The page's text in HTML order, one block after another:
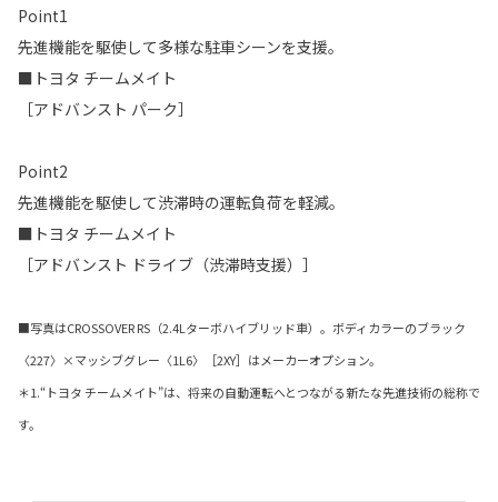
Point1
先進機能を駆使して多様な駐車シーンを支援。
■トヨタ チームメイト
［アドバンスト パーク］
Point2
先進機能を駆使して渋滞時の運転負荷を軽減。
■トヨタ チームメイト
［アドバンスト ドライブ（渋滞時支援）］
■写真はCROSSOVER RS（2.4Lターボハイブリッド車）。ボディカラーのブラック
〈227〉×マッシブグレー〈1L6〉［2XY］はメーカーオプション。
＊1.“トヨタ チームメイト”は、将来の自動運転へとつながる新たな先進技術の総称で
す。